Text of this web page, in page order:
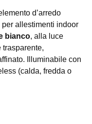
d’arredo
allestimenti indoor
bianco, alla luce
trasparente,
Illuminabile con
(calda, fredda o